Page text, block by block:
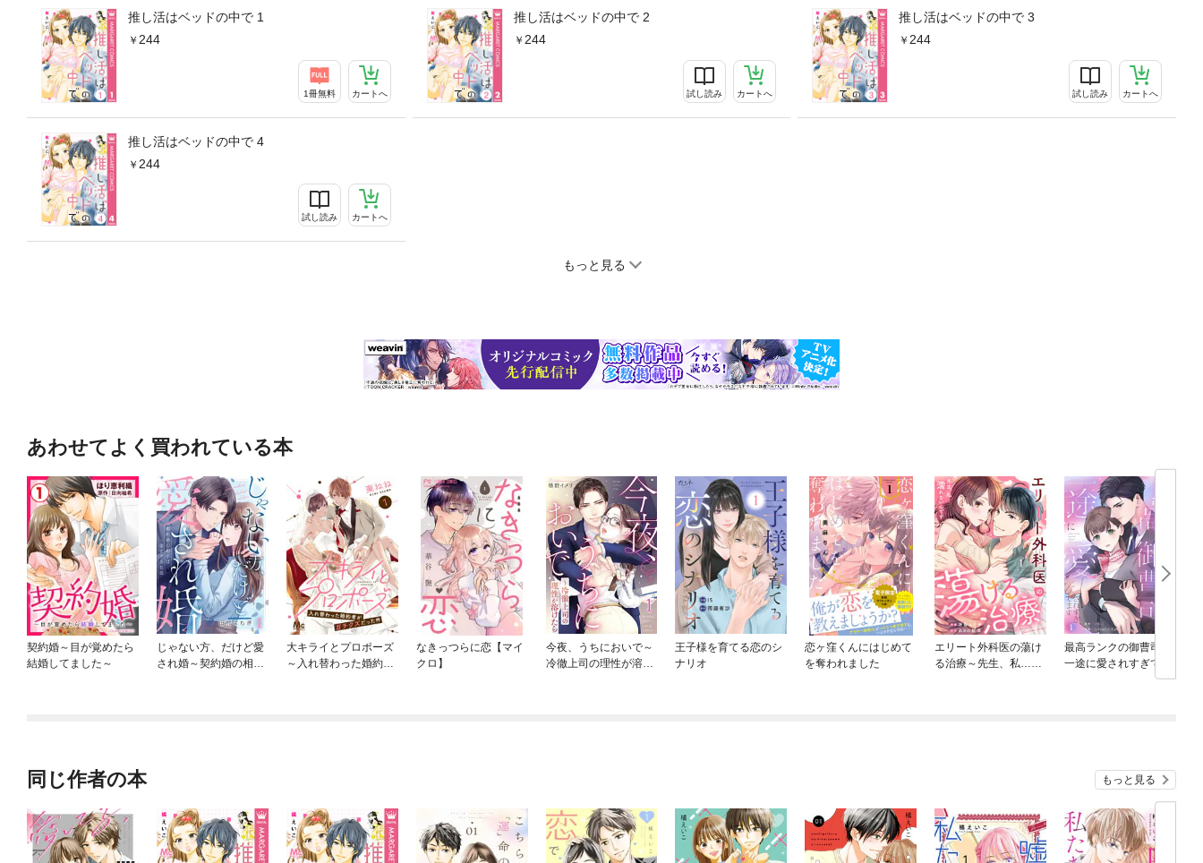
推し活はベッドの中で 1
244
1冊無料 カートへ
推し活はベッドの中で 2
244
試し読み カートへ
推し活はベッドの中で 3
244
試し読み カートへ
推し活はベッドの中で 4
244
試し読み カートへ
もっと見る
あわせてよく買われている本
契約婚～目が覚めたら
結婚してました～
じゃない方、だけど愛
され婚～契約婚の相手
大キライとプロポーズ
～入れ替わった婚約者
なきっつらに恋【マイ
クロ】
今夜、うちにおいで～
冷徹上司の理性が溶け
王子様を育てる恋のシ
ナリオ
恋ヶ窪くんにはじめて
を奪われました
エリート外科医の蕩け
る治療～先生、私…濡
最高ランクの御曹司に
一途に愛されすぎてま
同じ作者の本 もっと見る